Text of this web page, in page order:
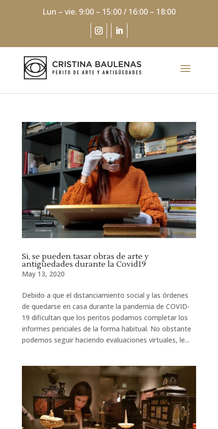
Lun – vie. 9:00 – 15:00 / 16:00 – 18:00
Si, se pueden tasar obras de arte y
antigüedades durante la Covid19
May 13, 2020
Debido a que el distanciamiento social y las órdenes
de quedarse en casa durante la pandemia de COVID-
19 dificultan que los peritos podamos completar los
informes periciales de la forma habitual. No obstante
podemos seguir haciendo evaluaciones virtuales, le...